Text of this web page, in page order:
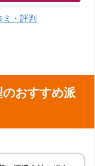
・評判
おすすめ派